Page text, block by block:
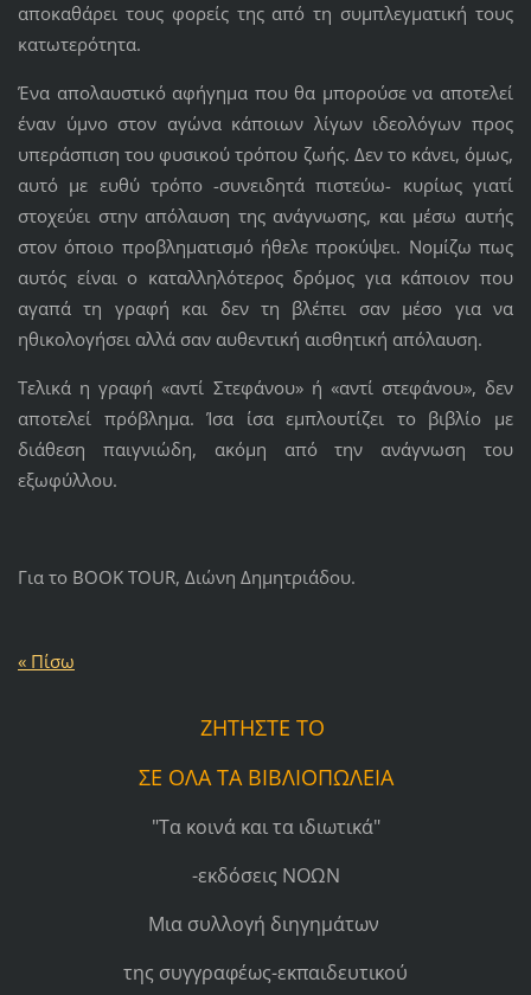
αποκαθάρει τους φορείς της από τη συμπλεγματική τους
κατωτερότητα.
Ένα απολαυστικό αφήγημα που θα μπορούσε να αποτελεί
έναν ύμνο στον αγώνα κάποιων λίγων ιδεολόγων προς
υπεράσπιση του φυσικού τρόπου ζωής. Δεν το κάνει, όμως,
αυτό με ευθύ τρόπο -συνειδητά πιστεύω- κυρίως γιατί
στοχεύει στην απόλαυση της ανάγνωσης, και μέσω αυτής
στον όποιο προβληματισμό ήθελε προκύψει. Νομίζω πως
αυτός είναι ο καταλληλότερος δρόμος για κάποιον που
αγαπά τη γραφή και δεν τη βλέπει σαν μέσο για να
ηθικολογήσει αλλά σαν αυθεντική αισθητική απόλαυση.
Τελικά η γραφή «αντί Στεφάνου» ή «αντί στεφάνου», δεν
αποτελεί πρόβλημα. Ίσα ίσα εμπλουτίζει το βιβλίο με
διάθεση παιγνιώδη, ακόμη από την ανάγνωση του
εξωφύλλου.
Για το BOOK TOUR, Διώνη Δημητριάδου.
« Πίσω
ΖΗΤΗΣΤΕ ΤΟ
ΣΕ ΟΛΑ ΤΑ ΒΙΒΛΙΟΠΩΛΕΙΑ
"Τα κοινά και τα ιδιωτικά"
-εκδόσεις ΝΟΩΝ
Μια συλλογή διηγημάτων
της συγγραφέως-εκπαιδευτικού